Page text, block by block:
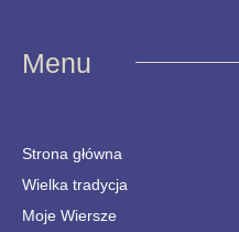
Menu
Strona główna
Wielka tradycja
Moje Wiersze